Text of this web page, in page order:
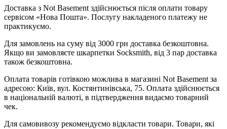
Доставка з Not Basement здійснюється після оплати товару
сервісом «Нова Пошта». Послугу накладеного платежу не
практикуємо.
Для замовлень на суму від 3000 грн доставка безкоштовна.
Якщо ви замовляєте шкарпетки Socksmith, від 3 пар доставка
також безкоштовна.
Оплата товарів готівкою можлива в магазині Not Basement за
адресою: Київ, вул. Костянтинівська, 75. Оплата здійснюється
в національній валюті, в підтвердження видаємо товарний
чек.
Для самовивозу рекомендуємо відкласти товари. Товари, які